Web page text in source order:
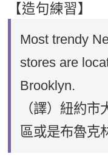
【造句練習】
Most trendy
stores are
Brooklyn.
（譯）紐約
區或是布魯克